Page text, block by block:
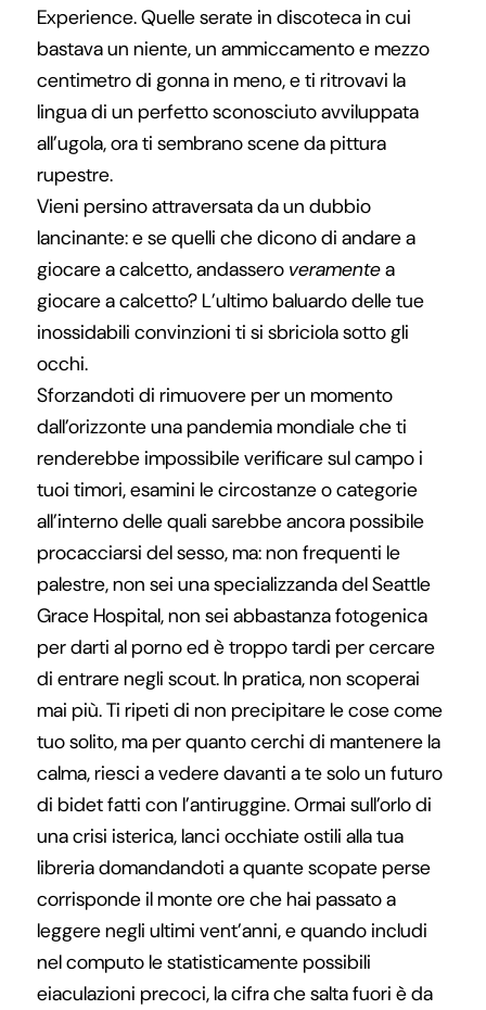
Experience. Quelle serate in discoteca in cui
bastava un niente, un ammiccamento e mezzo
centimetro di gonna in meno, e ti ritrovavi la
lingua di un perfetto sconosciuto avviluppata
all’ugola, ora ti sembrano scene da pittura
rupestre.
Vieni persino attraversata da un dubbio
lancinante: e se quelli che dicono di andare a
giocare a calcetto, andassero veramentea
giocare a calcetto? L’ultimo baluardo delle tue
inossidabili convinzioni ti si sbriciola sotto gli
occhi.
Sforzandoti di rimuovere per un momento
dall’orizzonte una pandemia mondiale che ti
renderebbe impossibile verificare sul campo i
tuoi timori, esamini le circostanze o categorie
all’interno delle quali sarebbe ancora possibile
procacciarsi del sesso, ma: non frequenti le
palestre, non sei una specializzanda del Seattle
Grace Hospital, non sei abbastanza fotogenica
per darti al porno ed è troppo tardi per cercare
di entrare negli scout. In pratica, non scoperai
mai più. Ti ripeti di non precipitare le cose come
tuo solito, ma per quanto cerchi di mantenere la
calma, riesci a vedere davanti a te solo un futuro
di bidet fatti con l’antiruggine. Ormai sull’orlo di
una crisi isterica, lanci occhiate ostili alla tua
libreria domandandoti a quante scopate perse
corrisponde il monte ore che hai passato a
leggere negli ultimi vent’anni, e quando includi
nel computo le statisticamente possibili
eiaculazioni precoci, la cifra che salta fuori è da